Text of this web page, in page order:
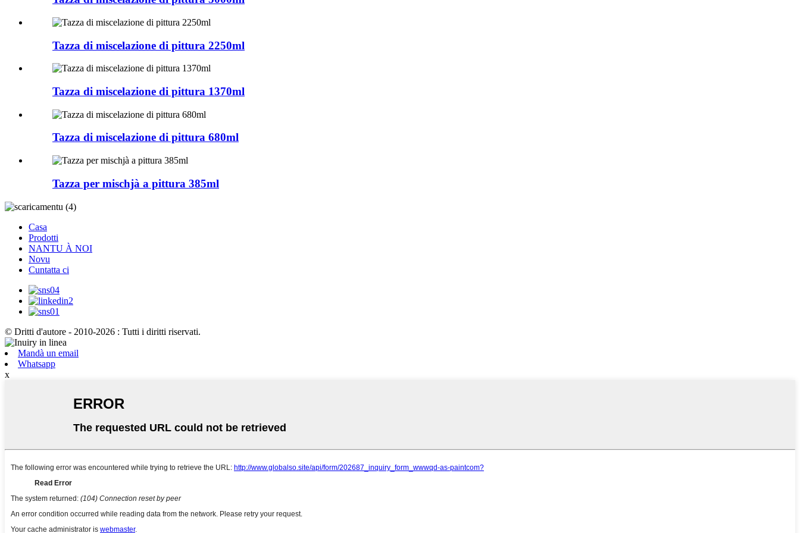
Tazza di miscelazione di pittura 2250ml
Tazza di miscelazione di pittura 1370ml
Tazza di miscelazione di pittura 680ml
Tazza per mischjà a pittura 385ml
Casa
Prodotti
NANTU À NOI
Novu
Cuntatta ci
© Dritti d'autore - 2010-2026 : Tutti i diritti riservati.
Mandà un email
Whatsapp
x